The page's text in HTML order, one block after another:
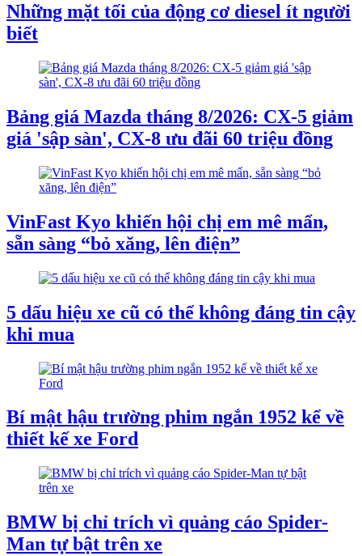
Những mặt tối của động cơ diesel ít người
biết
Bảng giá Mazda tháng 8/2026: CX-5 giảm
giá 'sập sàn', CX-8 ưu đãi 60 triệu đồng
VinFast Kyo khiến hội chị em mê mẩn,
sẵn sàng “bỏ xăng, lên điện”
5 dấu hiệu xe cũ có thể không đáng tin cậy
khi mua
Bí mật hậu trường phim ngắn 1952 kể về
thiết kế xe Ford
BMW bị chỉ trích vì quảng cáo Spider-
Man tự bật trên xe